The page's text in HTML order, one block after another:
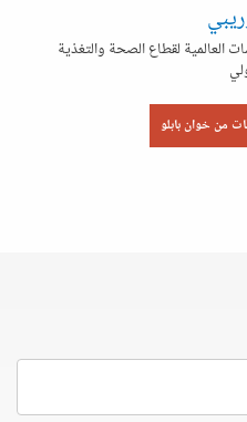
العالمية لقطاع الصحة والتغذية
من خوان بابلو